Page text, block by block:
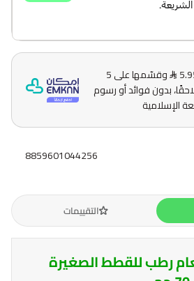
وقسّمها على 5
بدون فوائد أو رسوم
الإسلامية
8859601044256
التقييمات
رطب للقطط الصغيرة